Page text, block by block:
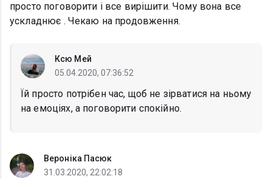
просто поговорити і все вирішити. Чому вона все
ускладнює . Чекаю на продовження.
Ксю Мей
05.04.2020, 07:36:52
Їй просто потрібен час, щоб не зірватися на ньому
на емоціях, а поговорити спокійно.
Вероніка Пасюк
31.03.2020, 22:02:18